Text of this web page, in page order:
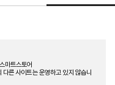
마트스토어
른 사이트는 운영하고 있지 않습니